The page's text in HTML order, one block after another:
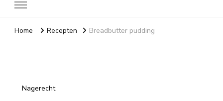
Home Recepten Breadbutter pudding
Nagerecht